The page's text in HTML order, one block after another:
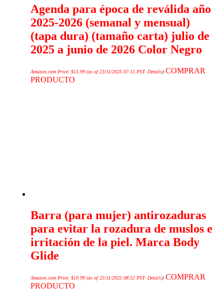
Agenda para época de reválida año
2025-2026 (semanal y mensual)
(tapa dura) (tamaño carta) julio de
2025 a junio de 2026 Color Negro
Amazon.com Price:$15.99 (as of 23/11/2025 07:15 PST- Details) COMPRAR
PRODUCTO
Barra (para mujer) antirozaduras
para evitar la rozadura de muslos e
irritación de la piel. Marca Body
Glide
Amazon.com Price:$10.99 (as of 23/11/2025 08:52 PST- Details) COMPRAR
PRODUCTO